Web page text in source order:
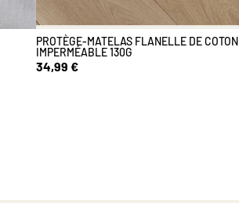
PROTÈGE-MATELAS FLANELLE DE COTON
IMPERMÉABLE 130G
34,99 €